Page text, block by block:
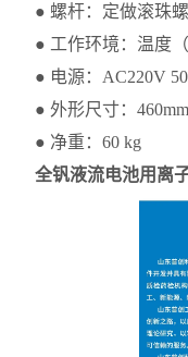
● 螺杆：定做滚珠螺
● 工作环境：温度
● 电源：AC220V
● 外形尺寸：
● 净重：60 kg
全钒液流电池用离